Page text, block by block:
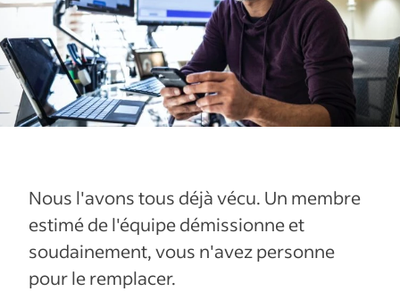
Nous l'avons tous déjà vécu. Un membre
estimé de l'équipe démissionne et
soudainement, vous n'avez personne
pour le remplacer.